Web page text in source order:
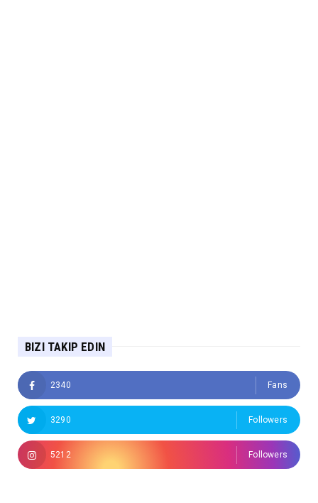
BIZI TAKIP EDIN
2340 Fans
3290 Followers
5212 Followers